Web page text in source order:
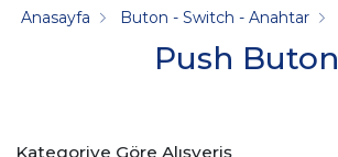
Push Buton
Anasayfa Buton - Switch - Anahtar
Kategoriye Göre Alışveriş